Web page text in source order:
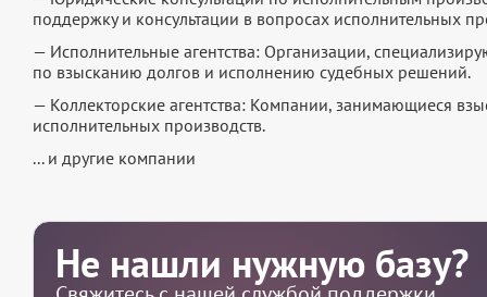
поддержку и консультации в вопросах исполнительных
— Исполнительные агентства: Организации,
по взысканию долгов и исполнению судебных решений.
— Коллекторские агентства: Компании, занимающиеся
исполнительных производств.
... и другие компании
Не нашли нужную базу?